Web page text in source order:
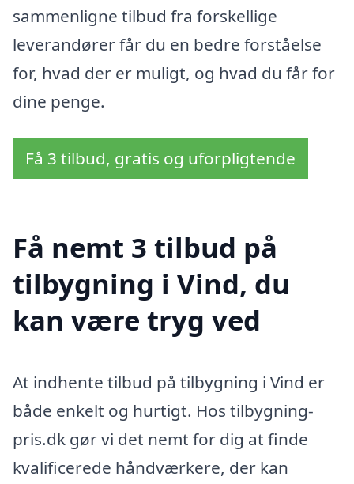
sammenligne tilbud fra forskellige
leverandører får du en bedre forståelse
for, hvad der er muligt, og hvad du får for
dine penge.
Få 3 tilbud, gratis og uforpligtende
Få nemt 3 tilbud på
tilbygning i Vind, du
kan være tryg ved
At indhente tilbud på tilbygning i Vind er
både enkelt og hurtigt. Hos tilbygning-
pris.dk gør vi det nemt for dig at finde
kvalificerede håndværkere, der kan